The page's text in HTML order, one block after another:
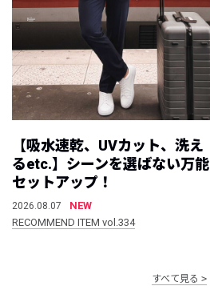
【吸水速乾、UVカット、洗え
るetc.】シーンを選ばない万能
セットアップ！
2026.08.07
NEW
RECOMMEND ITEM vol.334
すべて見る